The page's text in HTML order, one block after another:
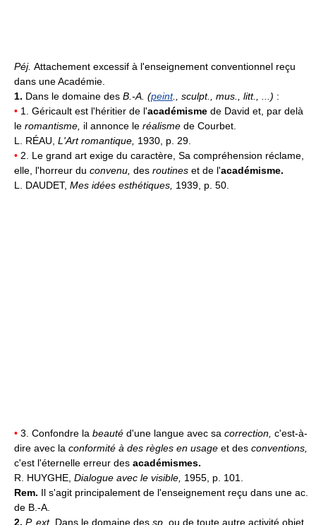
Péj. Attachement excessif à l'enseignement conventionnel reçu
dans une Académie.
1. Dans le domaine des B.-A. (peint., sculpt., mus., litt., ...) :
• 1. Géricault est l'héritier de l'académisme de David et, par delà
le romantisme, il annonce le réalisme de Courbet.
L. RÉAU, L'Art romantique, 1930, p. 29.
• 2. Le grand art exige du caractère, Sa compréhension réclame,
elle, l'horreur du convenu, des routines et de l'académisme.
L. DAUDET, Mes idées esthétiques, 1939, p. 50.
• 3. Confondre la beauté d'une langue avec sa correction, c'est-à-
dire avec la conformité à des règles en usage et des conventions,
c'est l'éternelle erreur des académismes.
R. HUYGHE, Dialogue avec le visible, 1955, p. 101.
Rem. Il s'agit principalement de l'enseignement reçu dans une ac.
de B.-A.
2. P. ext. Dans le domaine des sp. ou de toute autre activité objet